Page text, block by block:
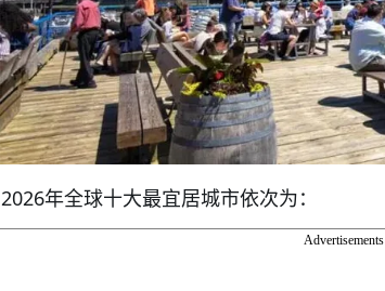
2026年全球十大最宜居城市依次为：
Advertisements